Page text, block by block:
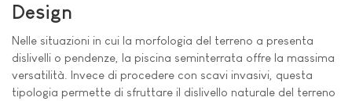
Design
Nelle situazioni in cui la morfologia del terreno a presenta
dislivelli o pendenze, la piscina seminterrata offre la massima
versatilità. Invece di procedere con scavi invasivi, questa
tipologia permette di sfruttare il dislivello naturale del terreno